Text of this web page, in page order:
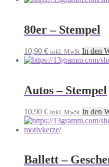
80er – Stempel
10,90 € inkl. MwSt In den
Autos – Stempel
10,90 € inkl. MwSt In den
Ballett –